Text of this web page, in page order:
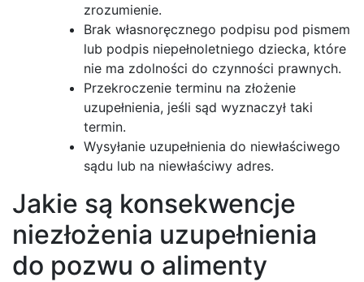
zrozumienie.
Brak własnoręcznego podpisu pod pismem
lub podpis niepełnoletniego dziecka, które
nie ma zdolności do czynności prawnych.
Przekroczenie terminu na złożenie
uzupełnienia, jeśli sąd wyznaczył taki
termin.
Wysyłanie uzupełnienia do niewłaściwego
sądu lub na niewłaściwy adres.
Jakie są konsekwencje
niezłożenia uzupełnienia
do pozwu o alimenty